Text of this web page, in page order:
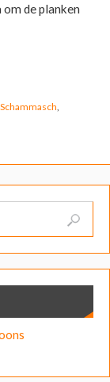
om de planken
Schammasch